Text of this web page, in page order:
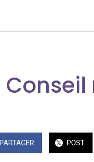
Conseil
PARTAGER POST